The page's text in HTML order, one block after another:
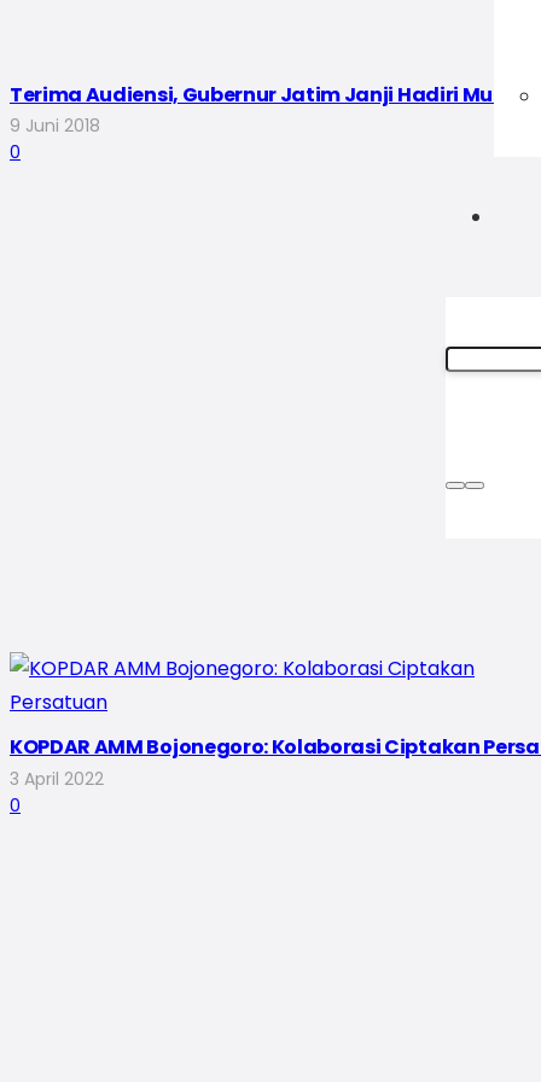
Terima Audiensi, Gubernur Jatim Janji Hadiri
9 Juni 2018
0
KOPDAR AMM Bojonegoro: Kolaborasi Ciptakan
3 April 2022
0